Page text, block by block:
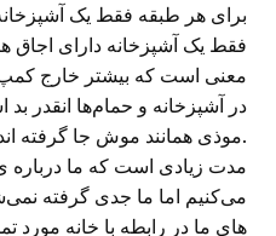
فقط یک آشپزخانه دارای اجاق
معنی است که بیشتر خارج
در آشپزخانه و حمام‌ها انقدر
مدت زیادی است که ما
می‌کنیم اما ما جدی گرفته
های ما در رابطه با خانه مورد